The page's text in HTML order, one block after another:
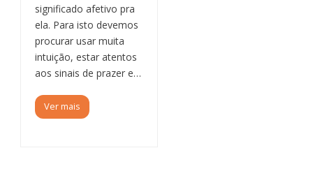
significado afetivo pra
ela. Para isto devemos
procurar usar muita
intuição, estar atentos
aos sinais de prazer e…
Ver mais